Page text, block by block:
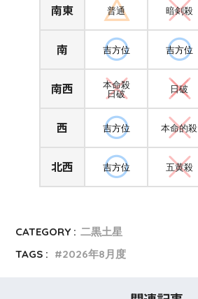
南東 普通 暗剣殺
南 吉方位 吉方位
南西
本命殺
日破
日破
西 吉方位 本命的殺
北西 吉方位 五黄殺
CATEGORY : 二黒土星
TAGS :
2026年8月度